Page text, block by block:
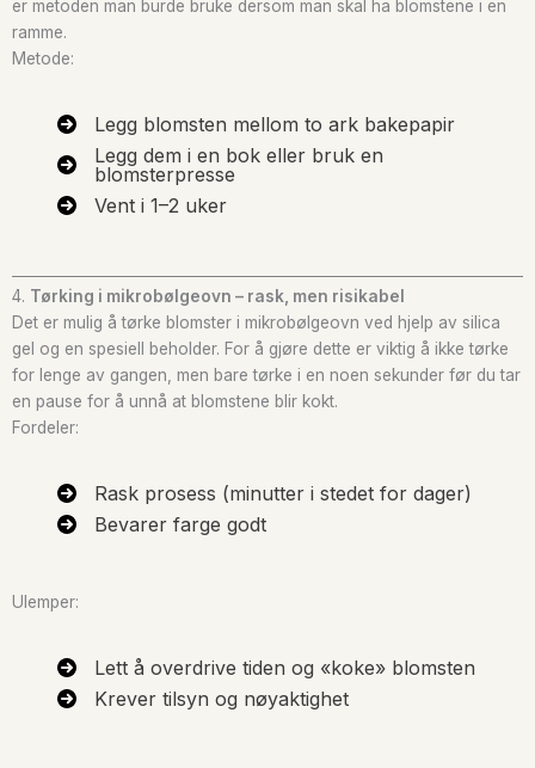
er metoden man burde bruke dersom man skal ha blomstene i en
ramme.
Metode:
Legg blomsten mellom to ark bakepapir
Legg dem i en bok eller bruk en
blomsterpresse
Vent i 1–2 uker
4. Tørking i mikrobølgeovn – rask, men risikabel
Det er mulig å tørke blomster i mikrobølgeovn ved hjelp av silica
gel og en spesiell beholder. For å gjøre dette er viktig å ikke tørke
for lenge av gangen, men bare tørke i en noen sekunder før du tar
en pause for å unnå at blomstene blir kokt.
Fordeler:
Rask prosess (minutter i stedet for dager)
Bevarer farge godt
Ulemper:
Lett å overdrive tiden og «koke» blomsten
Krever tilsyn og nøyaktighet